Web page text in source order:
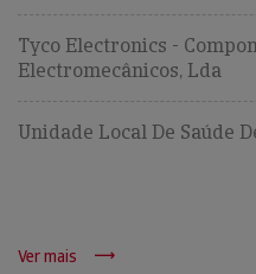
Tyco Electronics -
Electromecânicos, Lda
Unidade Local De Saúde
Ver mais